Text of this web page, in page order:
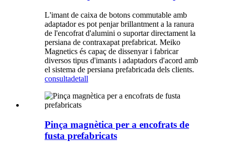
L'imant de caixa de botons commutable amb
adaptador es pot penjar brillantment a la ranura
de l'encofrat d'alumini o suportar directament la
persiana de contraxapat prefabricat. Meiko
Magnetics és capaç de dissenyar i fabricar
diversos tipus d'imants i adaptadors d'acord amb
el sistema de persiana prefabricada dels clients.
consultadetall
Pinça magnètica per a encofrats de
fusta prefabricats